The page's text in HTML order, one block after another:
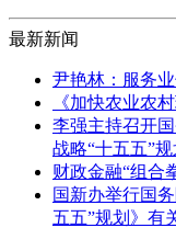
最新新闻
尹艳林：服务
《加快农业农
李强主持召开
战略“十五五”
财政金融“组合
国新办举行国
五五”规划》有